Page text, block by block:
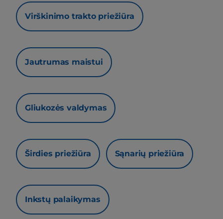
Virškinimo trakto priežiūra
Jautrumas maistui
Gliukozės valdymas
Širdies priežiūra Sąnarių priežiūra
Inkstų palaikymas